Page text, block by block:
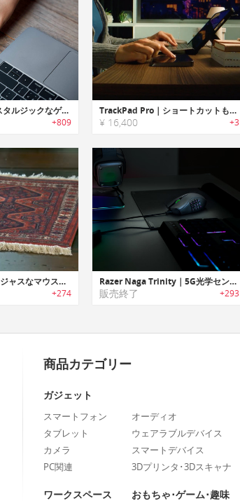
8Bitdo N30｜ノスタルジックなゲームコンソールのようなルックスのワイヤレスマウス
+809
TrackPad Pro｜ショートカットも操作も思いのままに設定できるWindowsトラックパッド
¥ 16,400 +3
MouseRug｜ゴージャスなマウス用ラグ
+274
Razer Naga Trinity｜5G光学センサー搭載のMMOゲーム用マウス
販売終了 +293
商品カテゴリー
ガジェット
スマートフォン
タブレット
カメラ
PC関連
オーディオ
ウェアラブルデバイス
スマートデバイス
3Dプリンタ･3Dスキャナ
ワークスペース おもちゃ･ゲーム･趣味